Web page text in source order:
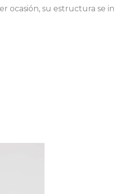
ocasión, su estructura se